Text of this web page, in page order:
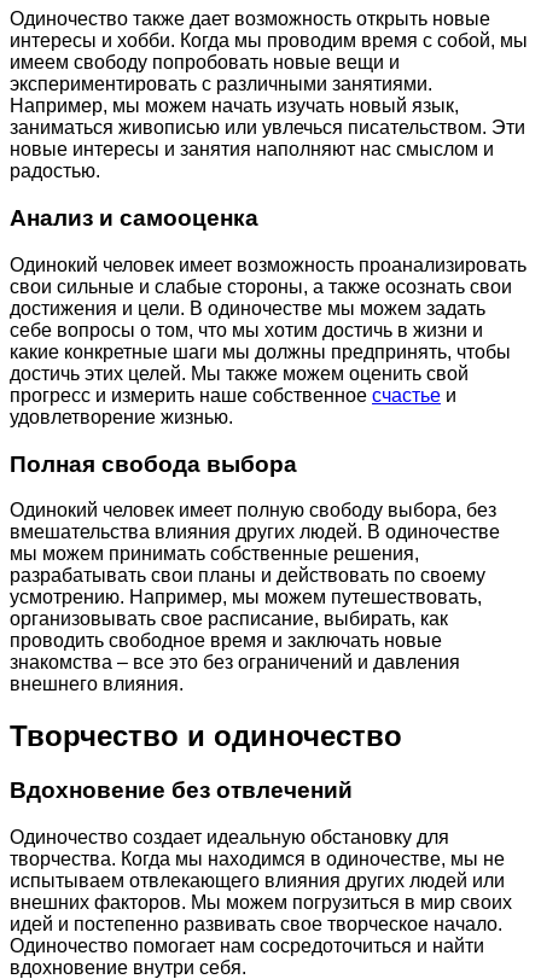
Одиночество также дает возможность открыть новые
интересы и хобби. Когда мы проводим время с собой, мы
имеем свободу попробовать новые вещи и
экспериментировать с различными занятиями.
Например, мы можем начать изучать новый язык,
заниматься живописью или увлечься писательством. Эти
новые интересы и занятия наполняют нас смыслом и
радостью.
Анализ и самооценка
Одинокий человек имеет возможность проанализировать
свои сильные и слабые стороны, а также осознать свои
достижения и цели. В одиночестве мы можем задать
себе вопросы о том, что мы хотим достичь в жизни и
какие конкретные шаги мы должны предпринять, чтобы
достичь этих целей. Мы также можем оценить свой
прогресс и измерить наше собственное счастье и
удовлетворение жизнью.
Полная свобода выбора
Одинокий человек имеет полную свободу выбора, без
вмешательства влияния других людей. В одиночестве
мы можем принимать собственные решения,
разрабатывать свои планы и действовать по своему
усмотрению. Например, мы можем путешествовать,
организовывать свое расписание, выбирать, как
проводить свободное время и заключать новые
знакомства – все это без ограничений и давления
внешнего влияния.
Творчество и одиночество
Вдохновение без отвлечений
Одиночество создает идеальную обстановку для
творчества. Когда мы находимся в одиночестве, мы не
испытываем отвлекающего влияния других людей или
внешних факторов. Мы можем погрузиться в мир своих
идей и постепенно развивать свое творческое начало.
Одиночество помогает нам сосредоточиться и найти
вдохновение внутри себя.